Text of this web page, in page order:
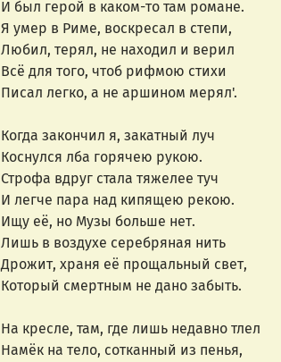
И был герой в каком-то там романе.
Я умер в Риме, воскресал в степи,
Любил, терял, не находил и верил
Всё для того, чтоб рифмою стихи
Писал легко, а не аршином мерял'.
Когда закончил я, закатный луч
Коснулся лба горячею рукою.
Строфа вдруг стала тяжелее туч
И легче пара над кипящею рекою.
Ищу её, но Музы больше нет.
Лишь в воздухе серебряная нить
Дрожит, храня её прощальный свет,
Который смертным не дано забыть.
На кресле, там, где лишь недавно тлел
Намёк на тело, сотканный из пенья,